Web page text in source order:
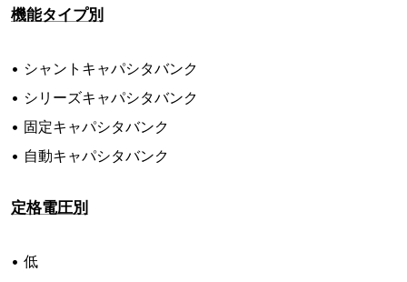
機能タイプ別
• シャントキャパシタバンク
• シリーズキャパシタバンク
• 固定キャパシタバンク
• 自動キャパシタバンク
定格電圧別
• 低